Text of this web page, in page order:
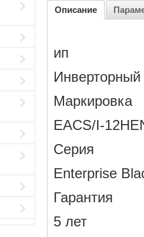
Описание
ип
Инверторный
Маркировка
EACS/I-
Серия
Enterprise
Гарантия
5 лет